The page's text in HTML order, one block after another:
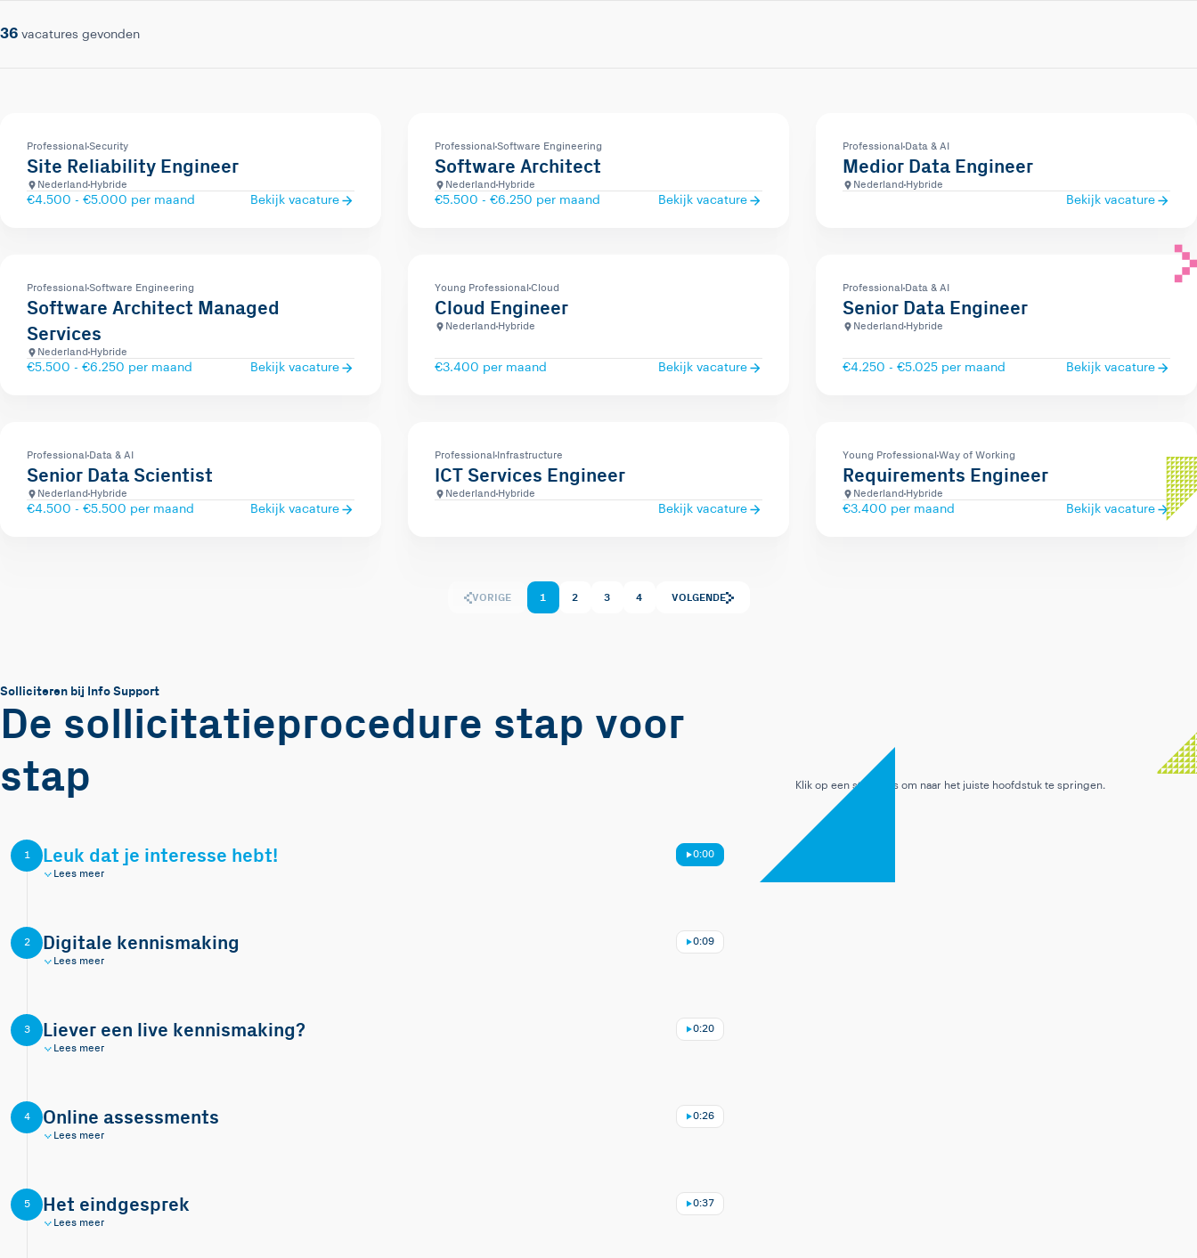
36 vacatures gevonden
Professional Security
Site Reliability Engineer
Nederland Hybride
€4.500 - €5.000 per maand Bekijk vacature
Professional Software Engineering
Software Architect
Nederland Hybride
€5.500 - €6.250 per maand Bekijk vacature
Professional Data & AI
Medior Data Engineer
Nederland Hybride
Bekijk vacature
Professional Software Engineering
Software Architect Managed
Services
Nederland Hybride
€5.500 - €6.250 per maand Bekijk vacature
Young Professional Cloud
Cloud Engineer
Nederland Hybride
€3.400 per maand Bekijk vacature
Professional Data & AI
Senior Data Engineer
Nederland Hybride
€4.250 - €5.025 per maand Bekijk vacature
Professional Data & AI
Senior Data Scientist
Nederland Hybride
€4.500 - €5.500 per maand Bekijk vacature
Professional Infrastructure
ICT Services Engineer
Nederland Hybride
Bekijk vacature
Young Professional Way of Working
Requirements Engineer
Nederland Hybride
€3.400 per maand Bekijk vacature
VORIGE 1 2 3 4 VOLGENDE
Solliciteren bij Info Support
De sollicitatieprocedure stap voor
stap
1 Leuk dat je interesse hebt!
0:00
Lees meer
2 Digitale kennismaking
0:09
Lees meer
3 Liever een live kennismaking?
0:20
Lees meer
4 Online assessments
0:26
Lees meer
5 Het eindgesprek
0:37
Lees meer
Hoofdstuk 1 / 8
Klik op een stap links om naar het juiste hoofdstuk te springen.